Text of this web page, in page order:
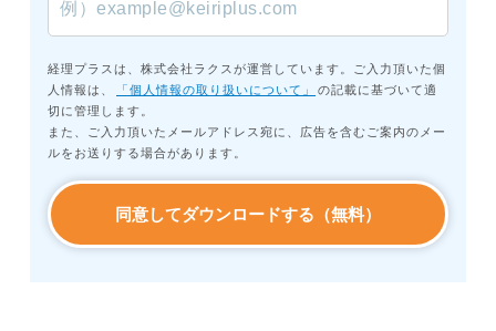
経理プラスは、株式会社ラクスが運営しています。ご入力頂いた個
人情報は、
「個人情報の取り扱いについて」
の記載に基づいて適
切に管理します。
また、ご入力頂いたメールアドレス宛に、広告を含むご案内のメー
ルをお送りする場合があります。